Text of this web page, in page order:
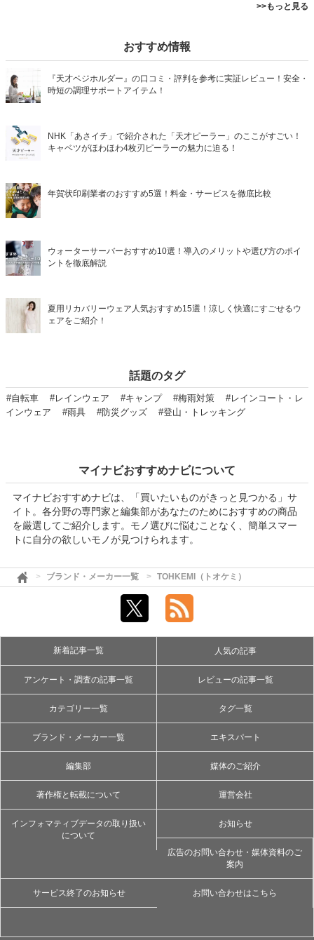
>>もっと見る
おすすめ情報
『天才ベジホルダー』の口コミ・評判を参考に実証レビュー！安全・
時短の調理サポートアイテム！
NHK「あさイチ」で紹介された「天才ピーラー」のここがすごい！
キャベツがほわほわ4枚刃ピーラーの魅力に迫る！
年賀状印刷業者のおすすめ5選！料金・サービスを徹底比較
ウォーターサーバーおすすめ10選！導入のメリットや選び方のポイ
ントを徹底解説
夏用リカバリーウェア人気おすすめ15選！涼しく快適にすごせるウ
ェアをご紹介！
話題のタグ
#自転車 #レインウェア #キャンプ #梅雨対策
#レインコート・レ
インウェア
#雨具 #防災グッズ #登山・トレッキング
マイナビおすすめナビについて
マイナビおすすめナビは、「買いたいものがきっと見つかる」サ
イト。各分野の専門家と編集部があなたのためにおすすめの商品
を厳選してご紹介します。モノ選びに悩むことなく、簡単スマー
トに自分の欲しいモノが見つけられます。
ブランド・メーカー一覧 TOHKEMI（トオケミ）
新着記事一覧 人気の記事
アンケート・調査の記事一覧 レビューの記事一覧
カテゴリー一覧 タグ一覧
ブランド・メーカー一覧 エキスパート
編集部 媒体のご紹介
著作権と転載について 運営会社
インフォマティブデータの取り扱い
について
お知らせ
広告のお問い合わせ・媒体資料のご
案内
サービス終了のお知らせ お問い合わせはこちら